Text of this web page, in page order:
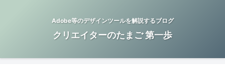
Adobe等のデザインツールを解説するブログ
クリエイターのたまご 第一歩